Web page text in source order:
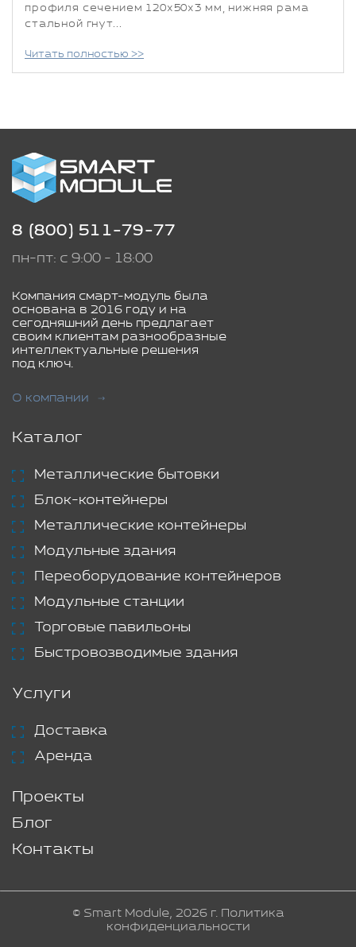
профиля сечением 120х50х3 мм, нижняя рама
стальной гнут...
Читать полностью >>
8 (800) 511-79-77
пн-пт: с 9:00 - 18:00
Компания смарт-модуль была
основана в 2016 году и на
сегодняшний день предлагает
своим клиентам разнообразные
интеллектуальные решения
под ключ.
О компании
Каталог
Металлические бытовки
Блок-контейнеры
Металлические контейнеры
Модульные здания
Переоборудование контейнеров
Модульные станции
Торговые павильоны
Быстровозводимые здания
Услуги
Доставка
Аренда
Проекты
Блог
Контакты
© Smart Module, 2026 г. Политика
конфиденциальности